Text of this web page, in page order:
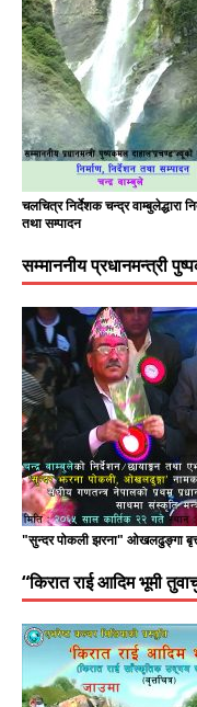
चलचित्र निर्देशक चन्द्र वाम्बुलेद्धारा
तथा सम्पादन
सम्माननीय प्रधानमन्त्री
"सुन्दर पोकली झरना" ओखलढुङ्गा
“किरात राई आदिम भूमी